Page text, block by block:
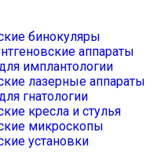
бинокуляры
аппараты
имплантологии
лазерные аппараты
гнатологии
кресла и стулья
микроскопы
установки